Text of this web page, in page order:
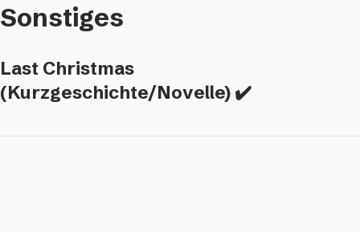
Sonstiges
Last Christmas
(Kurzgeschichte/Novelle) ✔️